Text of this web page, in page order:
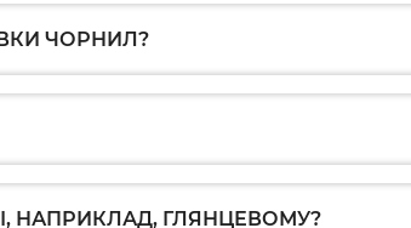
ЧОРНИЛ?
НАПРИКЛАД, ГЛЯНЦЕВОМУ?